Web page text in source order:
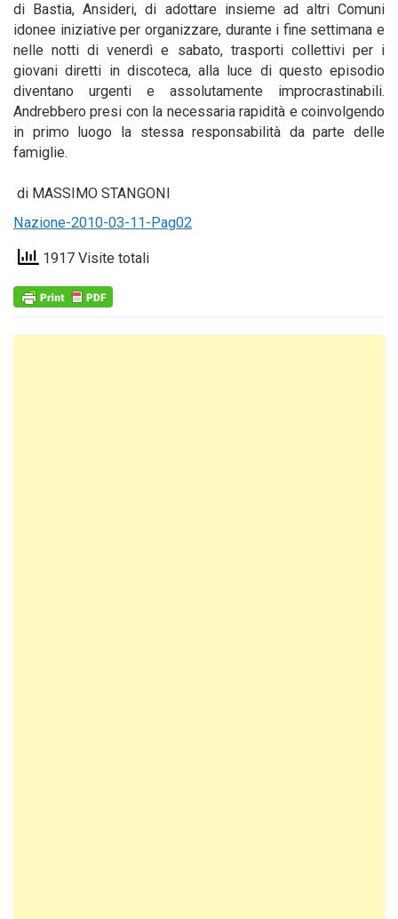
di Bastia, Ansideri, di adottare insieme ad altri Comuni
idonee iniziative per organizzare, durante i fine settimana e
nelle notti di venerdì e sabato, trasporti collettivi per i
giovani diretti in discoteca, alla luce di questo episodio
diventano urgenti e assolutamente improcrastinabili.
Andrebbero presi con la necessaria rapidità e coinvolgendo
in primo luogo la stessa responsabilità da parte delle
famiglie.
di MASSIMO STANGONI
Nazione-2010-03-11-Pag02
1917 Visite totali